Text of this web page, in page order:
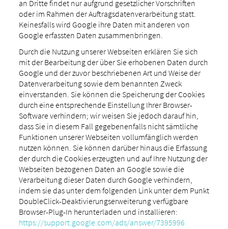
an Dritte findet nur aufgrund gesetzlicher Vorschriften
oder im Rahmen der Auftragsdatenverarbeitung statt.
Keinesfalls wird Google ihre Daten mit anderen von
Google erfassten Daten zusammenbringen.
Durch die Nutzung unserer Webseiten erklären Sie sich
mit der Bearbeitung der über Sie erhobenen Daten durch
Google und der zuvor beschriebenen Art und Weise der
Datenverarbeitung sowie dem benannten Zweck
einverstanden. Sie können die Speicherung der Cookies
durch eine entsprechende Einstellung Ihrer Browser-
Software verhindern; wir weisen Sie jedoch darauf hin,
dass Sie in diesem Fall gegebenenfalls nicht sämtliche
Funktionen unserer Webseiten vollumfänglich werden
nutzen können. Sie können darüber hinaus die Erfassung
der durch die Cookies erzeugten und auf Ihre Nutzung der
Webseiten bezogenen Daten an Google sowie die
Verarbeitung dieser Daten durch Google verhindern,
indem sie das unter dem folgenden Link unter dem Punkt
DoubleClick-Deaktivierungserweiterung verfügbare
Browser-Plug-In herunterladen und installieren:
https://support.google.com/ads/answer/7395996